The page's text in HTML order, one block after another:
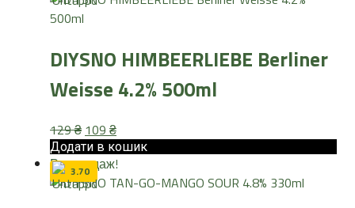
DIYSNO HIMBEERLIEBE Berliner
Weisse 4.2% 500ml
129₴ Оригінальна
ціна:
129 ₴.
109 ₴Поточна
ціна:
109 ₴.
Додати в кошик
Розпродаж!
3.70